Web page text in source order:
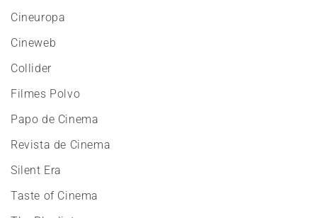
Cineuropa
Cineweb
Collider
Filmes Polvo
Papo de Cinema
Revista de Cinema
Silent Era
Taste of Cinema